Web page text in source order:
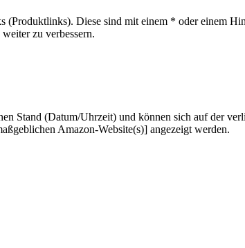
(Produktlinks). Diese sind mit einem * oder einem
zu verbessern.
Stand (Datum/Uhrzeit) und können sich auf der
Amazon-Website(s)] angezeigt werden.